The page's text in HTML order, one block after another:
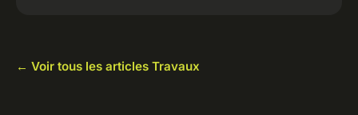
← Voir tous les articles Travaux